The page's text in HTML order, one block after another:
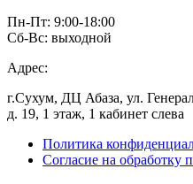
Пн-Пт: 9:00-18:00
Сб-Вс: выходной
Адрес:
г.Сухум, ДЦ Абаза, ул.
д. 19, 1 этаж, 1 кабинет слева
Политика
Согласие на обработку